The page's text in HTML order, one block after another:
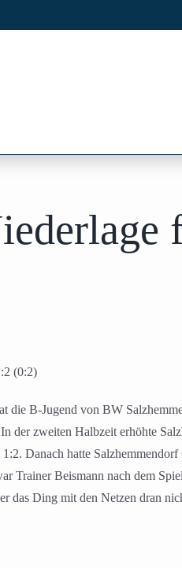
(0:2)
die B-Jugend von BW
der zweiten Halbzeit erhöhte
Danach hatte
Trainer Beismann nach dem
das Ding mit den Netzen dran